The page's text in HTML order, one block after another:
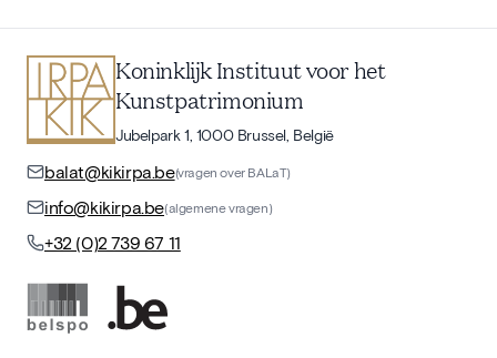
Koninklijk Instituut voor het
Kunstpatrimonium
Jubelpark 1, 1000 Brussel, België
balat@kikirpa.be(vragen over BALaT)
info@kikirpa.be(algemene vragen)
+32 (0)2 739 67 11